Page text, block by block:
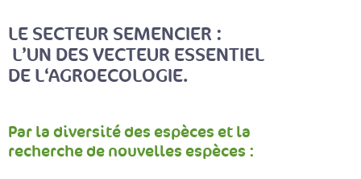
LE SECTEUR SEMENCIER :
L’UN DES VECTEUR ESSENTIEL
DE L‘AGROECOLOGIE.
Par la diversité des espèces et la
recherche de nouvelles espèces :